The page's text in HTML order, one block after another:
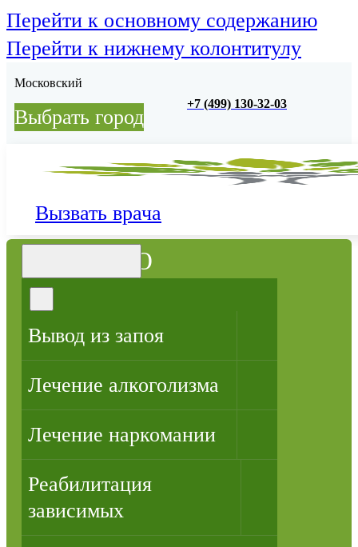
Перейти к основному содержанию
Перейти к нижнему колонтитулу
Московский
Выбрать город
+7 (499) 130-32-03
Вызвать врача
МЕНЮ
Вывод из запоя
Лечение алкоголизма
Лечение наркомании
Реабилитация
зависимых